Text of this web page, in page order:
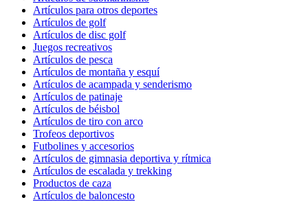
Artículos para otros deportes
Artículos de golf
Artículos de disc golf
Juegos recreativos
Artículos de pesca
Artículos de montaña y esquí
Artículos de acampada y senderismo
Artículos de patinaje
Artículos de béisbol
Artículos de tiro con arco
Trofeos deportivos
Futbolines y accesorios
Artículos de gimnasia deportiva y rítmica
Artículos de escalada y trekking
Productos de caza
Artículos de baloncesto